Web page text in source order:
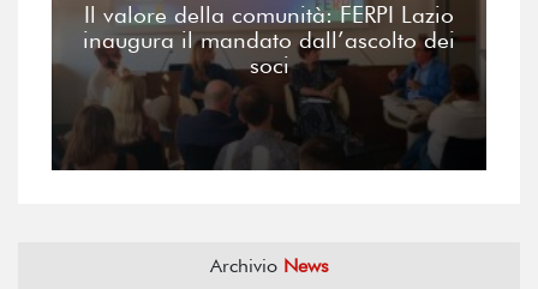
Il valore della comunità: FERPI Lazio
inaugura il mandato dall’ascolto dei
soci
Archivio News